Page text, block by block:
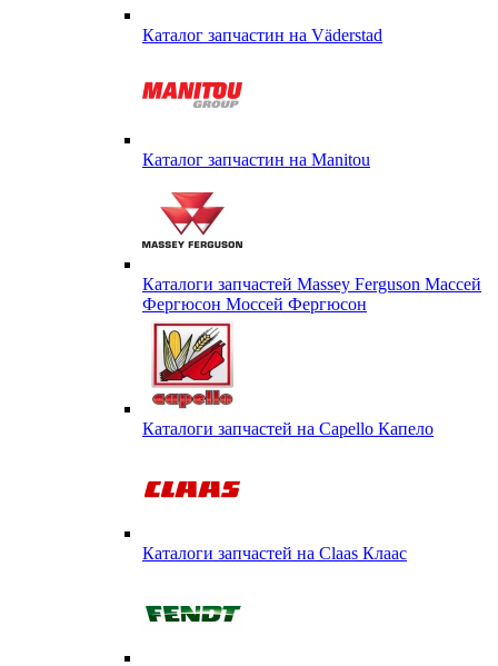
Каталог запчастин на Väderstad
Каталог запчастин на Маnitou
Каталоги запчастей Massey Ferguson Массей
Фергюсон Моссей Фергюсон
Каталоги запчастей на Capello Капело
Каталоги запчастей на Claas Клаас